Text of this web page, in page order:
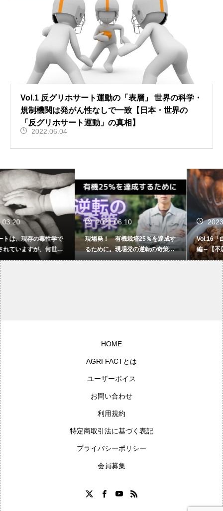
Vol.1 反グリホサート運動の「表層」 世界の科学・
規制機関は発がん性なしで一致【日本・世界の
「反グリホサート運動」の真相】
2022.06.04
2021.06.10
現場発！ 有機栽培25％を達成す
るために。現場発の逆転の奇策
【落ちこぼれナス農家の、不器用
2023.07.20
Vol.16「白いもの」を嫌う女～中
編～【不思議食品・沼物語】
HOME
AGRI FACTとは
ユーザーボイス
お問い合わせ
利用規約
特定商取引法に基づく表記
プライバシーポリシー
会員募集